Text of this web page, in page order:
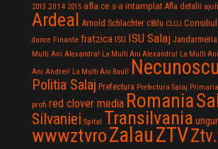
2013 2014 2015 afla ce s-a intamplat Afla detalii
Ardeal Arnold Schlachter c8ilu CLUJ
dance Finante fratzica ISU ISU Salaj
Multi Ani Alexandra! La Multi Ani Alexandru! La Multi
Ani Andrei! La Multi Ani Raul!
Politia Salaj Prefectura Prefectura Salaj Primaria
profi red clover media Romania
Silvaniei Spital Transilvania
wwwztvroZalauZTV